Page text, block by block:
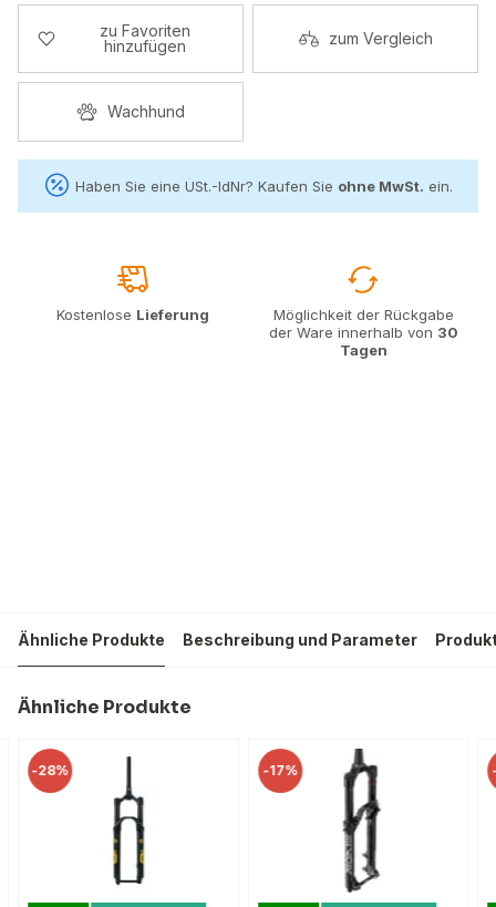
zu Favoriten
hinzufügen
zum Vergleich
Wachhund
Haben Sie eine USt.-IdNr? Kaufen Sie ohne MwSt. ein.
Kostenlose Lieferung
Möglichkeit der Rückgabe
der Ware innerhalb von 30
Tagen
Ähnliche Produkte Beschreibung und Parameter
Ähnliche Produkte
-28% -17%